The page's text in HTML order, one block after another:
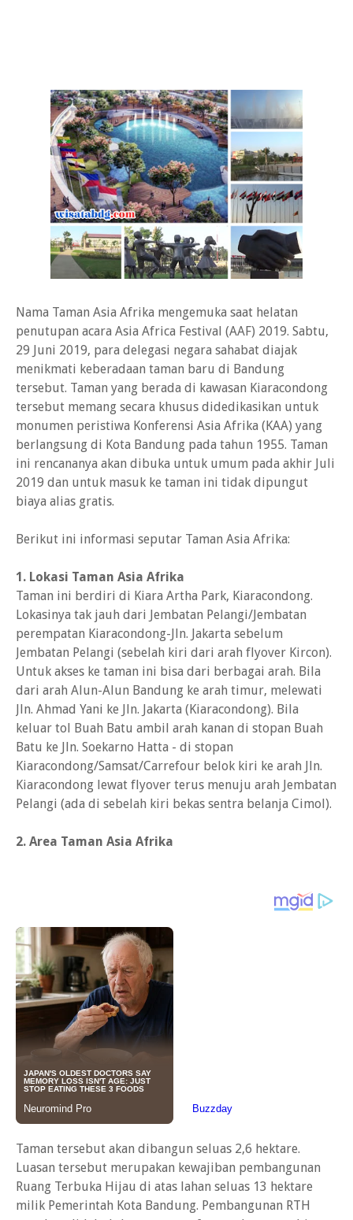
Nama Taman Asia Afrika mengemuka saat helatan
penutupan acara Asia Africa Festival (AAF) 2019. Sabtu,
29 Juni 2019, para delegasi negara sahabat diajak
menikmati keberadaan taman baru di Bandung
tersebut. Taman yang berada di kawasan Kiaracondong
tersebut memang secara khusus didedikasikan untuk
monumen peristiwa Konferensi Asia Afrika (KAA) yang
berlangsung di Kota Bandung pada tahun 1955. Taman
ini rencananya akan dibuka untuk umum pada akhir Juli
2019 dan untuk masuk ke taman ini tidak dipungut
biaya alias gratis.
Berikut ini informasi seputar Taman Asia Afrika:
1. Lokasi Taman Asia Afrika
Taman ini berdiri di Kiara Artha Park, Kiaracondong.
Lokasinya tak jauh dari Jembatan Pelangi/Jembatan
perempatan Kiaracondong-Jln. Jakarta sebelum
Jembatan Pelangi (sebelah kiri dari arah flyover Kircon).
Untuk akses ke taman ini bisa dari berbagai arah. Bila
dari arah Alun-Alun Bandung ke arah timur, melewati
Jln. Ahmad Yani ke Jln. Jakarta (Kiaracondong). Bila
keluar tol Buah Batu ambil arah kanan di stopan Buah
Batu ke Jln. Soekarno Hatta - di stopan
Kiaracondong/Samsat/Carrefour belok kiri ke arah Jln.
Kiaracondong lewat flyover terus menuju arah Jembatan
Pelangi (ada di sebelah kiri bekas sentra belanja Cimol).
2. Area Taman Asia Afrika
Taman tersebut akan dibangun seluas 2,6 hektare.
Luasan tersebut merupakan kewajiban pembangunan
Ruang Terbuka Hijau di atas lahan seluas 13 hektare
milik Pemerintah Kota Bandung. Pembangunan RTH